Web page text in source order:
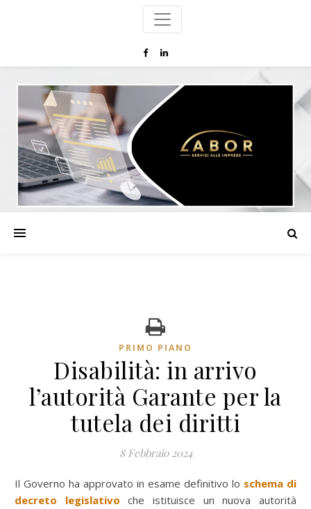
PRIMO PIANO
Disabilità: in arrivo
l’autorità Garante per la
tutela dei diritti
8 Febbraio 2024
Il Governo ha approvato in esame definitivo lo schema di
decreto legislativo che istituisce un nuova autorità